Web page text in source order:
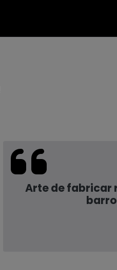
Arte de fabricar